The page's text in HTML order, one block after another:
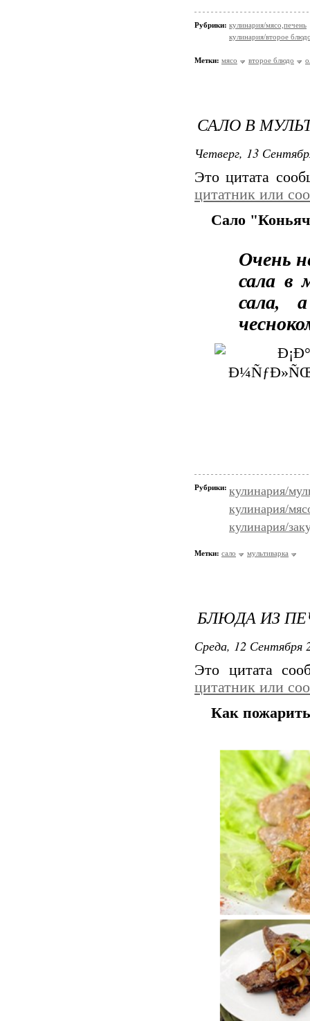
Рубрики: кулинария/мясо,печень
кулинария/второе
Метки: мясо второе блюдо
САЛО В
Четверг, 13
Это цитата
цитатник или
Сало
Очень
сала в
сала,
Рубрики: кулинария/
кулинария/
кулинария/
Метки: сало мультиварка
БЛЮДА ИЗ
Среда, 12 Сентября
Это цитата
цитатник или
Как